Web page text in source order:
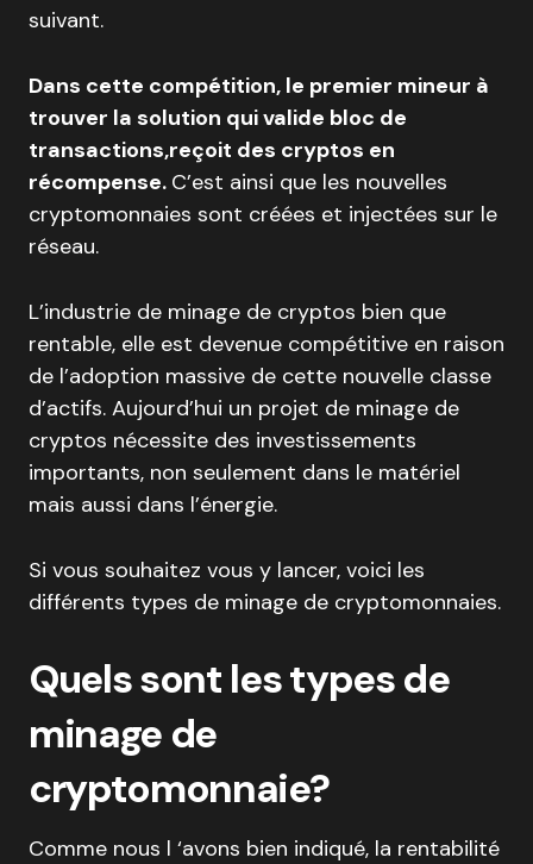
suivant.
Dans cette compétition, le premier mineur à
trouver la solution qui valide bloc de
transactions,reçoit des cryptos en
récompense. C’est ainsi que les nouvelles
cryptomonnaies sont créées et injectées sur le
réseau.
L’industrie de minage de cryptos bien que
rentable, elle est devenue compétitive en raison
de l’adoption massive de cette nouvelle classe
d’actifs. Aujourd’hui un projet de minage de
cryptos nécessite des investissements
importants, non seulement dans le matériel
mais aussi dans l’énergie.
Si vous souhaitez vous y lancer, voici les
différents types de minage de cryptomonnaies.
Quels sont les types de
minage de
cryptomonnaie?
Comme nous l ‘avons bien indiqué, la rentabilité